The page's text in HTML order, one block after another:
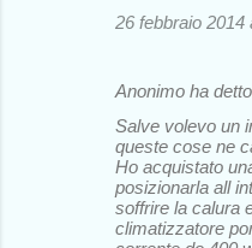
26 febbraio 2014
Anonimo ha
Salve volevo un
queste cose ne
Ho acquistato
posizionarla all
soffrire la calura
climatizzatore